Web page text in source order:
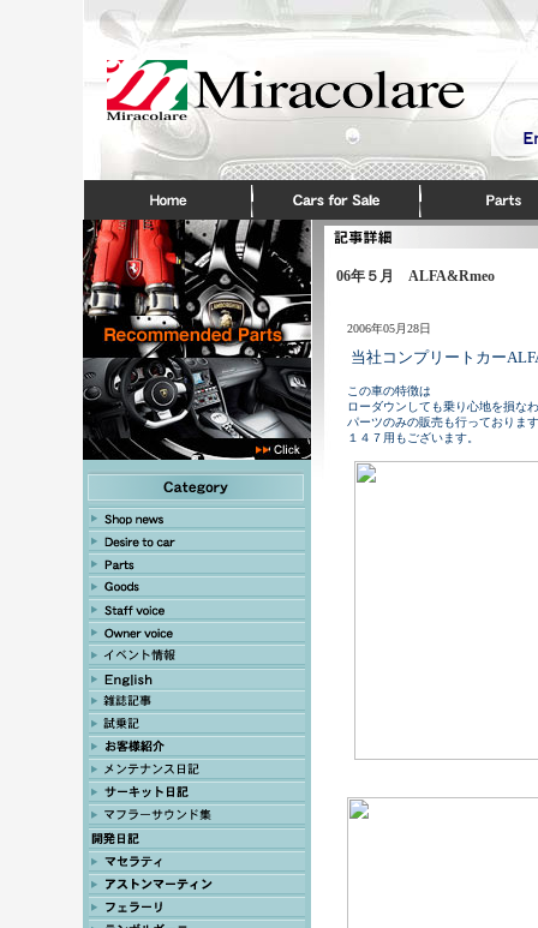
06年５月 ALFA&Rmeo
2006年05月28日
当社コンプリートカー
この車の特徴は
ローダウンしても乗り心地を損な
パーツのみの販売も行っておりま
１４７用もございます。